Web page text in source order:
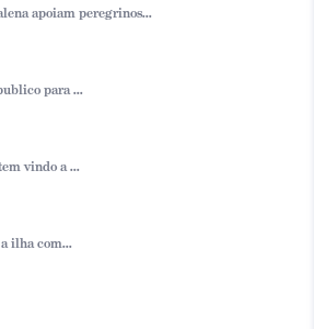
apoiam peregrinos...
para ...
vindo a ...
ilha com...